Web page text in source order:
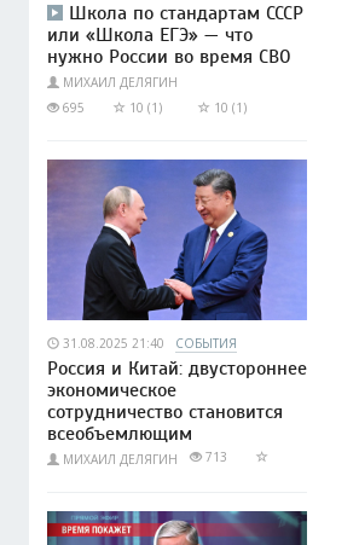
Школа по стандартам СССР
или «Школа ЕГЭ» — что
нужно России во время СВО
МИХАИЛ ДЕЛЯГИН
695
10 (1) 10 (1)
31.08.2025 21:40 СОБЫТИЯ
Россия и Китай: двустороннее
экономическое
сотрудничество становится
всеобъемлющим
МИХАИЛ ДЕЛЯГИН 713